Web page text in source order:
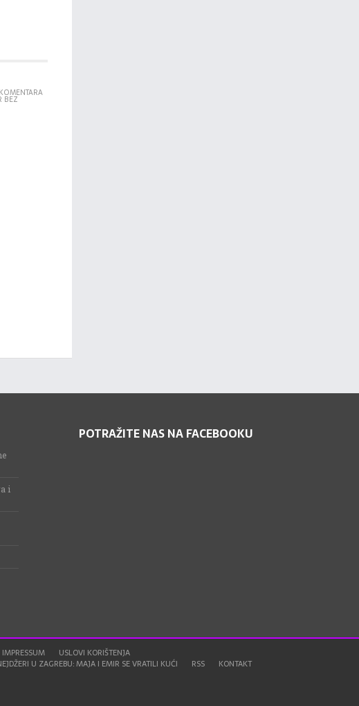
BEZ
i
POTRAŽITE NAS NA FACEBOOKU
IMPRESSUM
USLOVI KORIŠTENJA
U ZAGREBU: MAJA I EMIR SE VRATILI KUĆI
RSS KONTAKT